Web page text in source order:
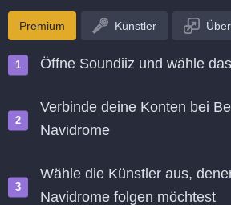
Premium Künstler
Öffne Soundiiz und wähle
Verbinde deine Konten bei
Navidrome
Wähle die Künstler aus,
Navidrome folgen möchtest